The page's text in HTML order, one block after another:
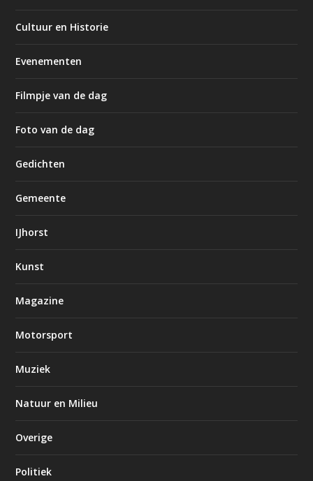
Cultuur en Historie
Evenementen
Filmpje van de dag
Foto van de dag
Gedichten
Gemeente
IJhorst
Kunst
Magazine
Motorsport
Muziek
Natuur en Milieu
Overige
Politiek